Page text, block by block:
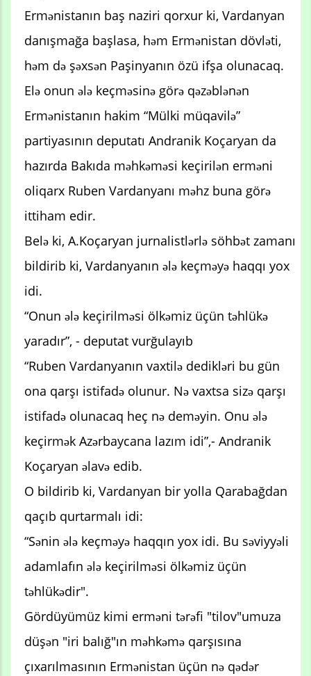
Ermənistanın baş naziri qorxur ki, Vardanyan
danışmağa başlasa, həm Ermənistan dövləti,
həm də şəxsən Paşinyanın özü ifşa olunacaq.
Elə onun ələ keçməsinə görə qəzəblənən
Ermənistanın hakim “Mülki müqavilə”
partiyasının deputatı Andranik Koçaryan da
hazırda Bakıda məhkəməsi keçirilən erməni
oliqarx Ruben Vardanyanı məhz buna görə
ittiham edir.
Belə ki, A.Koçaryan jurnalistlərlə söhbət zamanı
bildirib ki, Vardanyanın ələ keçməyə haqqı yox
idi.
“Onun ələ keçirilməsi ölkəmiz üçün təhlükə
yaradır”, - deputat vurğulayıb
“Ruben Vardanyanın vaxtilə dedikləri bu gün
ona qarşı istifadə olunur. Nə vaxtsa sizə qarşı
istifadə olunacaq heç nə deməyin. Onu ələ
keçirmək Azərbaycana lazım idi”,- Andranik
Koçaryan əlavə edib.
O bildirib ki, Vardanyan bir yolla Qarabağdan
qaçıb qurtarmalı idi:
“Sənin ələ keçməyə haqqın yox idi. Bu səviyyəli
adamlafın ələ keçirilməsi ölkəmiz üçün
təhlükədir".
Gördüyümüz kimi erməni tərəfi "tilov"umuza
düşən "iri balığ"ın məhkəmə qarşısına
çıxarılmasının Ermənistan üçün nə qədər